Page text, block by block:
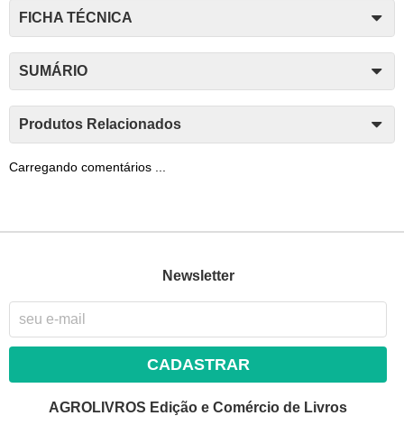
FICHA TÉCNICA
SUMÁRIO
Produtos Relacionados
Carregando comentários ...
Newsletter
CADASTRAR
AGROLIVROS Edição e Comércio de Livros